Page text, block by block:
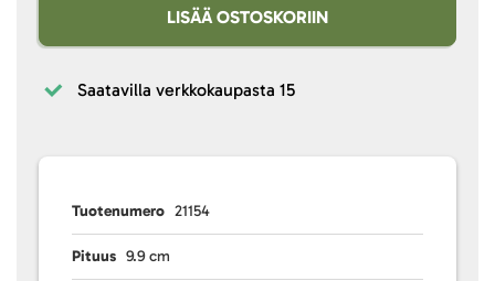
LISÄÄ OSTOSKORIIN
Saatavilla verkkokaupasta 15
Tuotenumero 21154
Pituus 9.9 cm